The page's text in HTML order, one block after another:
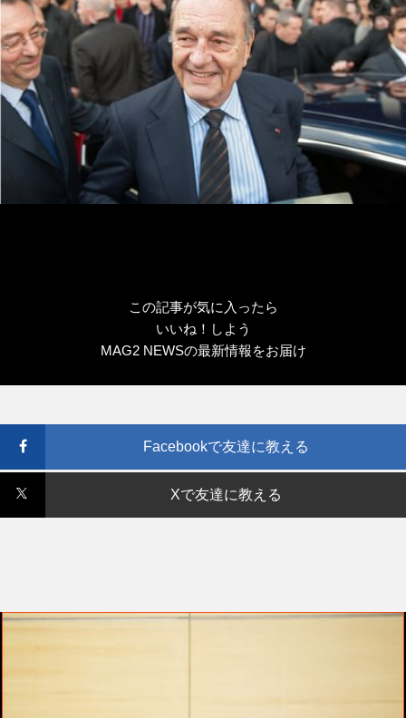
ー
この記事が気に入ったら
いいね！しよう
MAG2 NEWSの最新情報をお届け
Facebookで友達に教える
Xで友達に教える